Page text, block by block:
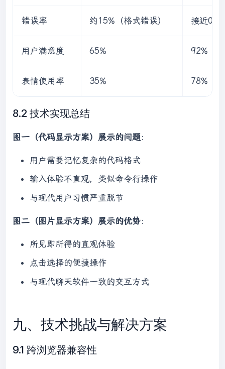
错误率 约15%（格式错误） 接近0%
用户满意度 65% 92%
表情使用率 35% 78%
8.2 技术实现总结
图一（代码显示方案）展示的问题：
用户需要记忆复杂的代码格式
输入体验不直观，类似命令行操作
与现代用户习惯严重脱节
图二（图片显示方案）展示的优势：
所见即所得的直观体验
点击选择的便捷操作
与现代聊天软件一致的交互方式
九、技术挑战与解决方案
9.1 跨浏览器兼容性